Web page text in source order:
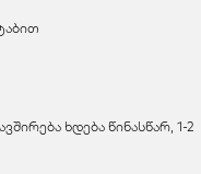
ხდება წინასწარ, 1-2